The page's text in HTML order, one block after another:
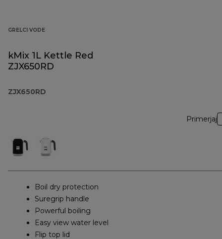
GRELCI VODE
kMix 1L Kettle Red
ZJX650RD
ZJX650RD
Primerjaj
Boil dry protection
Suregrip handle
Powerful boiling
Easy view water level
Flip top lid